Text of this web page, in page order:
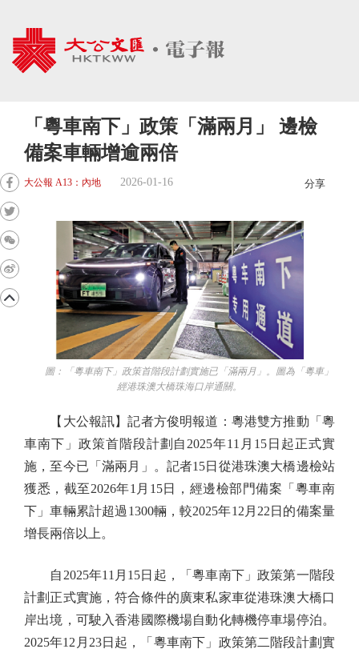
「粵車南下」政策「滿兩月」 邊檢
備案車輛增逾兩倍
大公報 A13：內地 2026-01-16 分享
圖：「粵車南下」政策首階段計劃實施已「滿兩月」。圖為「粵車」
經港珠澳大橋珠海口岸通關。
【大公報訊】記者方俊明報道：粵港雙方推動「粵
車南下」政策首階段計劃自2025年11月15日起正式實
施，至今已「滿兩月」。記者15日從港珠澳大橋邊檢站
獲悉，截至2026年1月15日，經邊檢部門備案「粵車南
下」車輛累計超過1300輛，較2025年12月22日的備案量
增長兩倍以上。
自2025年11月15日起，「粵車南下」政策第一階段
計劃正式實施，符合條件的廣東私家車從港珠澳大橋口
岸出境，可駛入香港國際機場自動化轉機停車場停泊。
2025年12月23日起，「粵車南下」政策第二階段計劃實